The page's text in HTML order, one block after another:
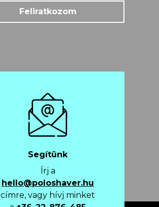
Feliratkozom
Segítünk
Írj a
hello@poloshaver.hu
címre, vagy hívj minket